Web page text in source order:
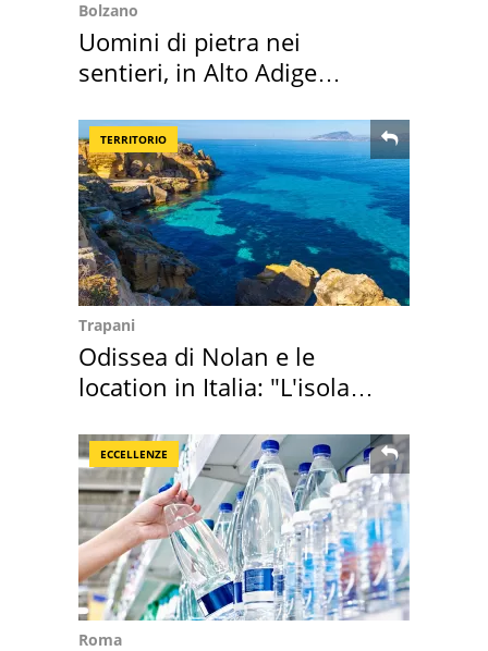
Bolzano
Uomini di pietra nei
sentieri, in Alto Adige
TERRITORIO
Trapani
Odissea di Nolan e le
location in Italia: "L'isola
ECCELLENZE
Roma